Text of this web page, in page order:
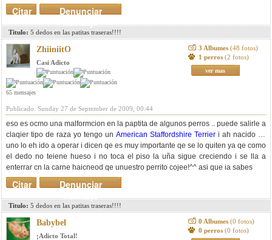
Denunciar
mensaje
Citar
Titulo: 5 dedos en las patitas traseras!!!!
ZhiiniitO
Casi Adicto
65 mensajes
3 Albumes (48 fotos)
1 perros (2 fotos)
ver mas
Publicado: Sunday 27 de September de 2009, 00:44
eso es ocmo una malformcion en la paptita de algunos perros .. puede salirle a
claqier tipo de raza yo tengo un American Staffordshire Terrieri ah nacido cn
uno lo eh ido a operar i dicen qe es muy importante qe se lo quiten ya qe como
el dedo no teiene hueso i no toca el piso la uña sigue creciendo i se lla a
enterrar cn la carne haicneod qe unuestro perrito cojee!^^ asi que ia sabes
Denunciar
mensaje
Citar
Titulo: 5 dedos en las patitas traseras!!!!
Babybel
¡Adicto Total!
0 Albumes (0 fotos)
0 perros (0 fotos)